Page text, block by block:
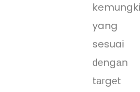
yang
sesuai
ԁеngаn
tагgеt